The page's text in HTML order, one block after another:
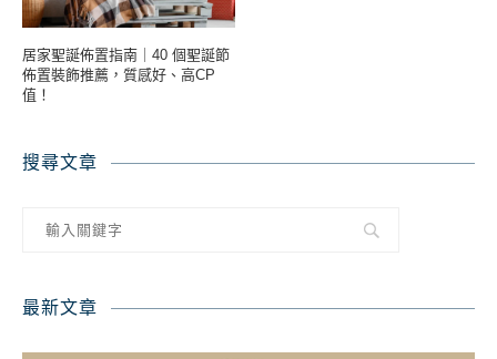
居家聖誕佈置指南｜40 個聖誕節
佈置裝飾推薦，質感好、高CP
值！
搜尋文章
最新文章